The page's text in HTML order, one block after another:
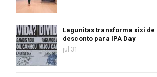
Lagunitas transforma xixi
desconto para IPA Day
jul 31